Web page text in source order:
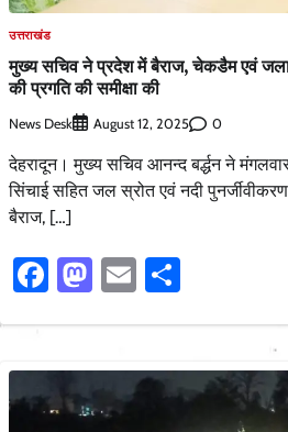
उत्तराखंड
मुख्य सचिव ने प्रदेश में बैराज, चेकडैम एवं
की प्रगति की समीक्षा की
News Desk August 12, 2025 0
देहरादून। मुख्य सचिव आनन्द बर्द्धन ने
सिंचाई सहित जल स्रोत एवं नदी
बैराज, […]
Facebook
Mastodon
Email